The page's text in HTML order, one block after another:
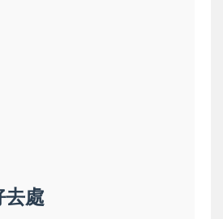
去處